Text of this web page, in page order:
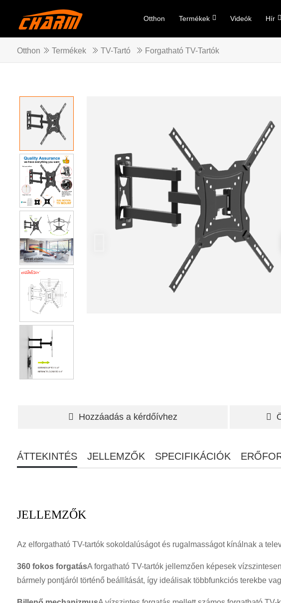
Otthon Termékek Videók Hír
Otthon Termékek TV-Tartó Forgatható TV-Tartók
Hozzáadás a kérdőívhez
ÁTTEKINTÉS JELLEMZŐK SPECIFIKÁCIÓK
JELLEMZŐK
Az elforgatható TV-tartók sokoldalúságot és rugalmasságot kínálnak a
360 fokos forgatásA forgatható TV-tartók jellemzően képesek
bármely pontjáról történő beállítását, így ideálisak többfunkciós terekbe